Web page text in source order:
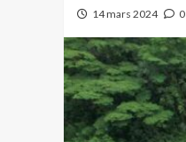
14 mars 2024 0